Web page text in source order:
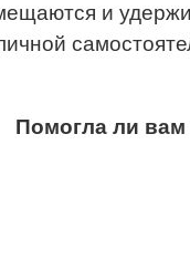
и
Помогла ли вам